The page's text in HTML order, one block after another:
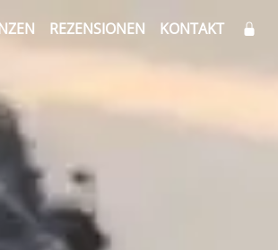
REZENSIONEN KONTAKT